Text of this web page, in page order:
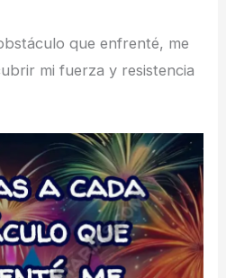
que enfrenté, me
mi fuerza y resistencia